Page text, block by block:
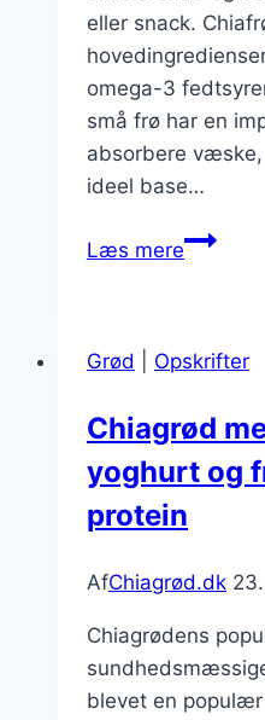
eller snack.
omega-3
små frø har en
absorbere
ideel base…
Læs mereChiagrød
på
skefuld
Grød Opskrifter
Chiagrød
yoghurt og
protein
AfChiagrød.dk
Chiagrødens
blevet en